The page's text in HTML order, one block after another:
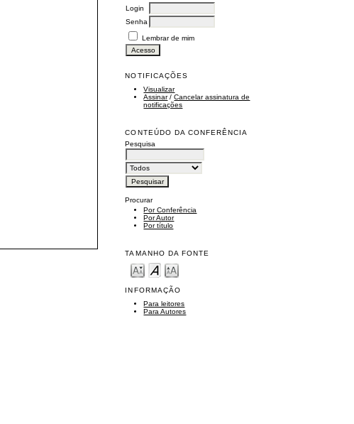
Login
Senha
Lembrar de mim
NOTIFICAÇÕES
Visualizar
Assinar/Cancelar assinatura de
notificações
CONTEÚDO DA CONFERÊNCIA
Pesquisa
Procurar
Por Conferência
Por Autor
Por título
TAMANHO DA FONTE
INFORMAÇÃO
Para leitores
Para Autores